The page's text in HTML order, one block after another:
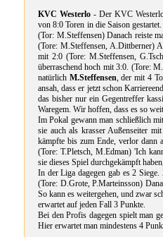
KVC Westerlo- Der KVC Westerlo
von 8:0 Toren in die Saison
(Tor: M.Steffensen) Danach reiste
(Tore: M.Steffensen, A.Dittberner)
mit 2:0 (Tore: M.Steffensen,
überraschend hoch mit 3:0. (Tore:
natürlich M.Steffensen, der mit 4
ansah, dass er jetzt schon
das bisher nur ein Gegentreffer
Waregem. Wir hoffen, dass es so
Im Pokal gewann man schließlich
sie auch als krasser Außenseiter
kämpfte bis zum Ende, verlor dann
(Tore: T.Pletsch, M.Edman) 'Ich
sie dieses Spiel durchgekämpft
In der Liga dagegen gab es 2
(Tore: D.Grote, P.Marteinsson)
So kann es weitergehen, und zwar
erwartet auf jeden Fall 3 Punkte.
Bei den Profis dagegen spielt man
Hier erwartet man mindestens 4